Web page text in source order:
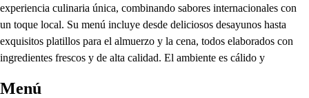
experiencia culinaria única, combinando sabores internacionales con
un toque local. Su menú incluye desde deliciosos desayunos hasta
exquisitos platillos para el almuerzo y la cena, todos elaborados con
ingredientes frescos y de alta calidad. El ambiente es cálido y
Menú